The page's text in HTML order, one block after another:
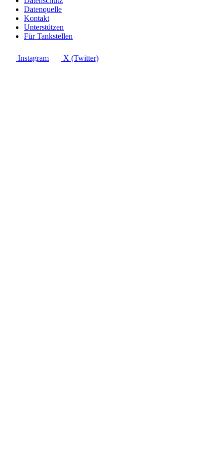
Datenquelle
Kontakt
Unterstützen
Für Tankstellen
Instagram X (Twitter)